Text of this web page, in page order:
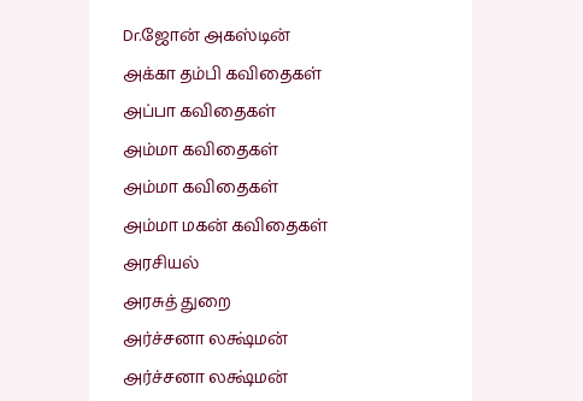
Dr.ஜோன் அகஸ்டின்
அக்கா தம்பி கவிதைகள்
அப்பா கவிதைகள்
அம்மா கவிதைகள்
அம்மா கவிதைகள்
அம்மா மகன் கவிதைகள்
அரசியல்
அரசுத் துறை
அர்ச்சனா லக்ஷ்மன்
அர்ச்சனா லக்ஷ்மன்